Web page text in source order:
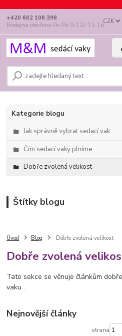
CZK
+420 602 108 398
Prodejna otevřena Po-Pá 9-12// 13-16
Kategorie blogu
Jak správně vybrat sedací vak
Čím sedací vaky plníme
Dobře zvolená velikost
Štítky blogu
Úvod Blog Dobře zvolená velikost
Dobře zvolená
Tato sekce se věnuje článkům
vaku .
Nejnovější články
strana